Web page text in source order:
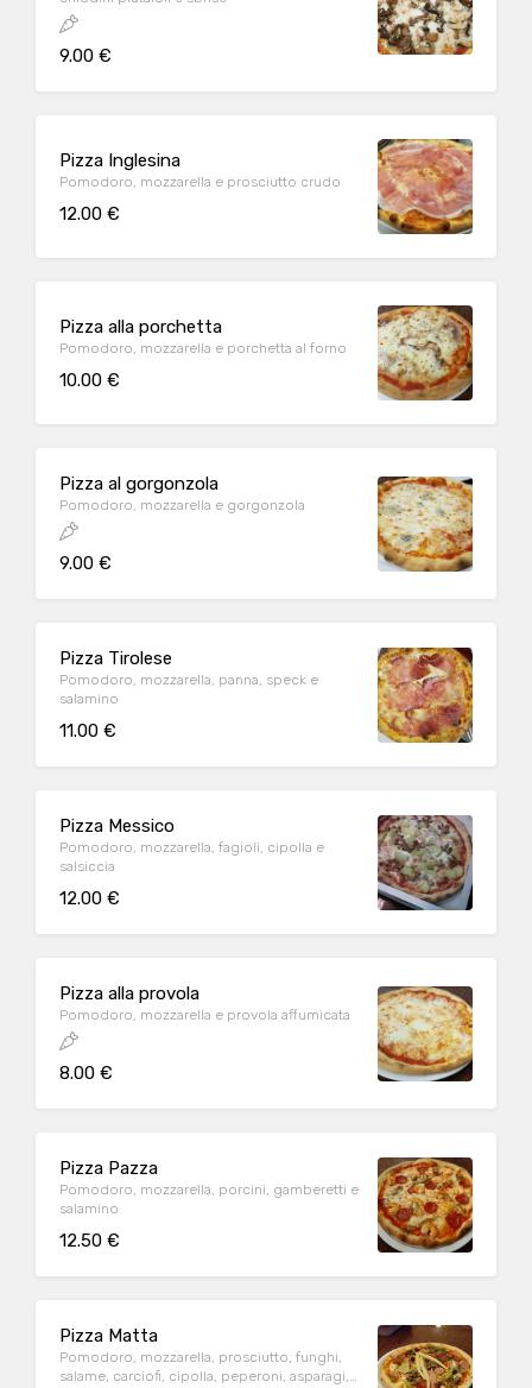
9.00 €
Pizza Inglesina
Pomodoro, mozzarella e prosciutto crudo
12.00 €
Pizza alla porchetta
Pomodoro, mozzarella e porchetta al forno
10.00 €
Pizza al gorgonzola
Pomodoro, mozzarella e gorgonzola
9.00 €
Pizza Tirolese
Pomodoro, mozzarella, panna, speck e
salamino
11.00 €
Pizza Messico
Pomodoro, mozzarella, fagioli, cipolla e
salsiccia
12.00 €
Pizza alla provola
Pomodoro, mozzarella e provola affumicata
8.00 €
Pizza Pazza
Pomodoro, mozzarella, porcini, gamberetti e
salamino
12.50 €
Pizza Matta
Pomodoro, mozzarella, prosciutto, funghi,
salame, carciofi, cipolla, peperoni, asparagi,